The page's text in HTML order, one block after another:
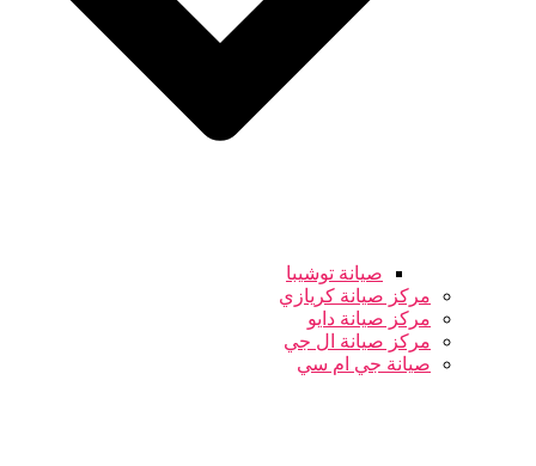
صيانة توشيبا
مركز صيانة كريازي
مركز صيانة دايو
مركز صيانة ال جي
صيانة جي ام سي